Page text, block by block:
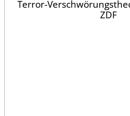
Terror-
ZDF